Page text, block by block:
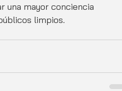
una mayor conciencia
limpios.